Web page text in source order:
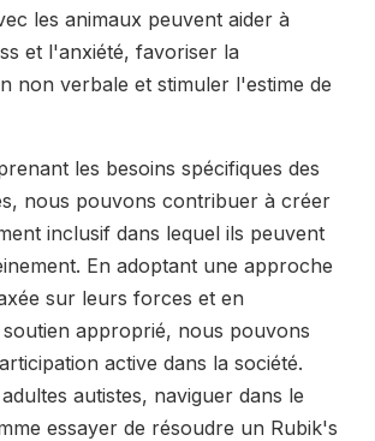
les animaux peuvent aider à
et l'anxiété, favoriser la
non verbale et stimuler l'estime de
les besoins spécifiques des
nous pouvons contribuer à créer
inclusif dans lequel ils peuvent
En adoptant une approche
sur leurs forces et en
approprié, nous pouvons
active dans la société.
autistes, naviguer dans le
essayer de résoudre un Rubik's